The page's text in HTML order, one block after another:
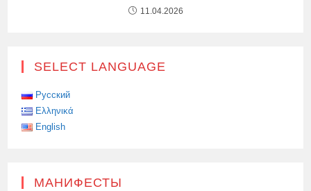
11.04.2026
SELECT LANGUAGE
Русский
Ελληνικά
English
МАНИФЕСТЫ